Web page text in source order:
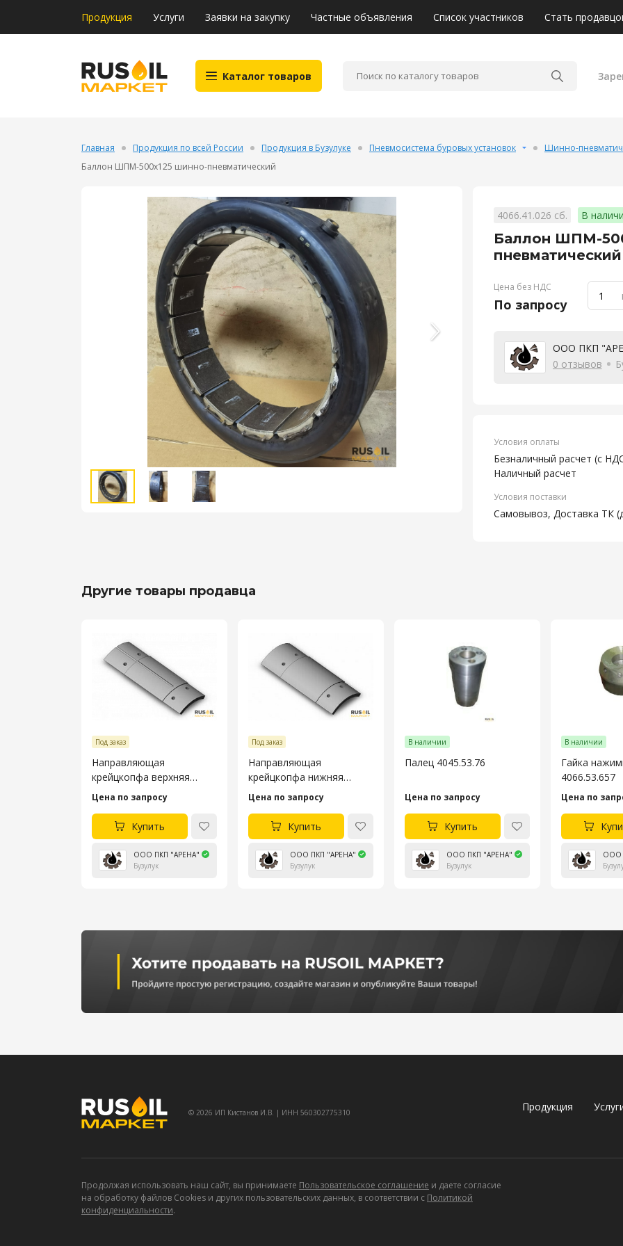
Продукция Услуги Заявки на закупку Частные объявления Список участников Стать
Каталог товаров
Главная Продукция по всей России Продукция в Бузулуке Пневмосистема буровых установок
Шинно-
Баллон ШПМ-500х125 шинно-пневматический
4066.41.026 сб. В
Баллон ШПМ-
пневматический
Цена без НДС
По запросу
ООО ПКП
0 отзывов
Условия оплаты
Безналичный расчет (с
Наличный расчет
Условия поставки
Самовывоз, Доставка ТК
Другие товары продавца
Под заказ
Направляющая
крейцкопфа верхняя
насоса УНБ-600
4045.53.106-4
Цена по запросу
Купить
ООО ПКП "АРЕНА"
Бузулук
Под заказ
Направляющая
крейцкопфа нижняя
насоса УНБ-600
4045.53.105-4
Цена по запросу
Купить
ООО ПКП "АРЕНА"
Бузулук
В наличии
Палец 4045.53.76
Цена по запросу
Купить
ООО ПКП "АРЕНА"
Бузулук
В наличии
Гайка
4066.53.657
Цена по
ООО
© 2026 ИП Кистанов И.В. | ИНН 560302775310 Продукция
Продолжая использовать наш сайт, вы принимаете Пользовательское соглашение и даете согласие
на обработку файлов Cookies и других пользовательских данных, в соответствии с Политикой
конфиденциальности.